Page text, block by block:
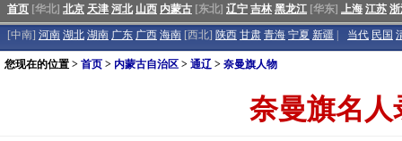
首页 [华北] 北京 天津 河北 山西 内蒙古 [东北] 辽宁 吉林 黑龙江 [华东] 上海 江苏
[中南] 河南 湖北 湖南 广东 广西 海南 [西北] 陕西 甘肃 青海 宁夏 新疆 当代 民国
您现在的位置 > 首页 > 内蒙古自治区 > 通辽 > 奈曼旗人物
奈曼旗名人